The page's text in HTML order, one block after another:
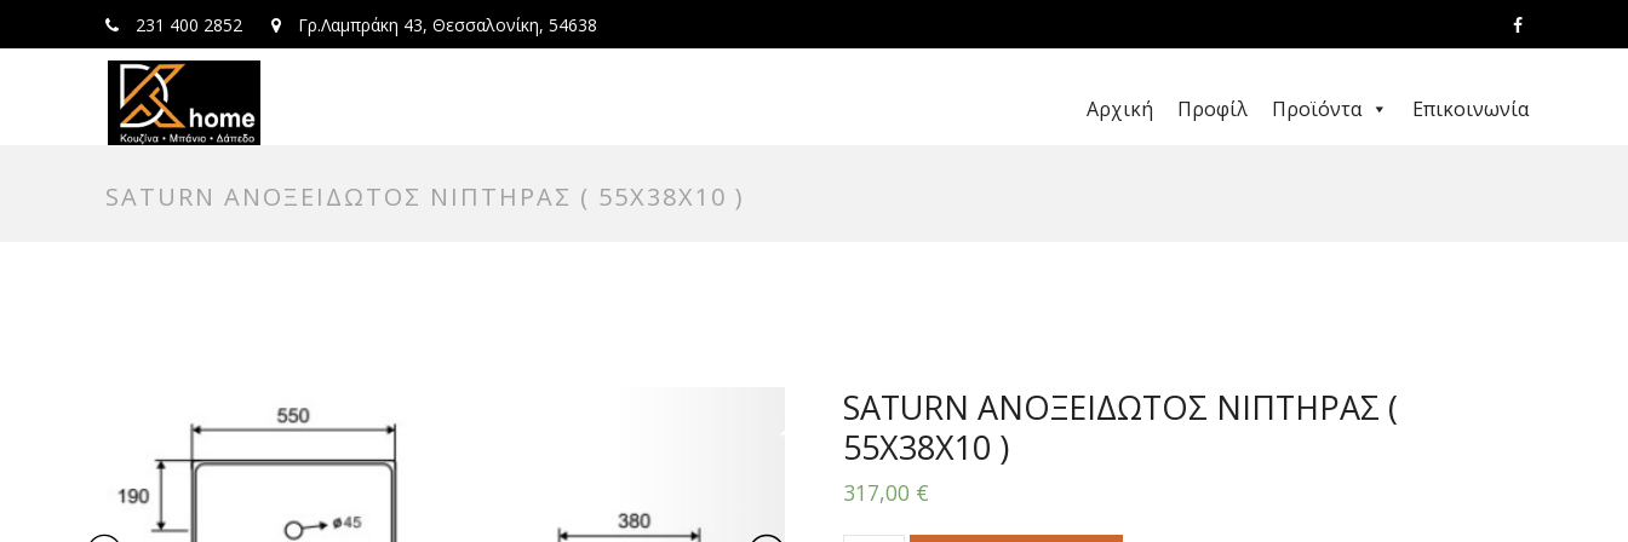
231 400 2852 Γρ.Λαμπράκη 43, Θεσσαλονίκη, 54638
Αρχική Προφίλ Προϊόντα Επικοινωνία
SATURN ΑΝΟΞΕΙΔΩΤΟΣ ΝΙΠΤΗΡΑΣ ( 55Χ38Χ10 )
SATURN ΑΝΟΞΕΙΔΩΤΟΣ ΝΙΠΤΗΡΑΣ (
55Χ38Χ10 )
317,00 €